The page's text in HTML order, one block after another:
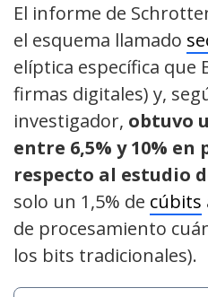
El informe de
el esquema llamado
elíptica específica que
firmas digitales) y,
investigador, obtuvo
entre 6,5% y 10%
respecto al estudio
solo un 1,5% de cúbits
de procesamiento
los bits tradicionales).